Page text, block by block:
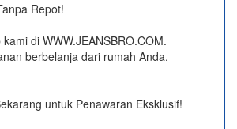
Repot!
di WWW.JEANSBRO.COM.
berbelanja dari rumah Anda.
untuk Penawaran Eksklusif!